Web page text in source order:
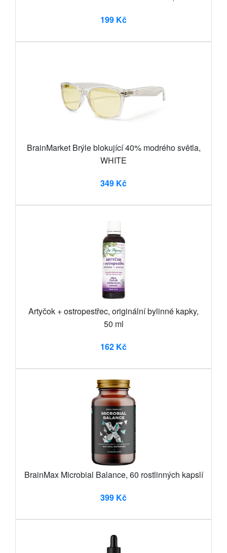
199 Kč
BrainMarket Brýle blokující 40% modrého světla,
WHITE
349 Kč
Artyčok + ostropestřec, originální bylinné kapky,
50 ml
162 Kč
BrainMax Microbial Balance, 60 rostlinných kapslí
399 Kč